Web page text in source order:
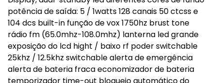
potência de saída: 5 / 1watts 128 canais 50 ctcss e
104 dcs built-in função de vox 1750hz brust tone
rádio fm (65.0mhz-108.0mhz) lanterna led grande
exposição do lcd hight / baixo rf poder switchable
25khz / 12.5khz switchable alerta de emergência
alerta de bateria fraca economizador de bateria